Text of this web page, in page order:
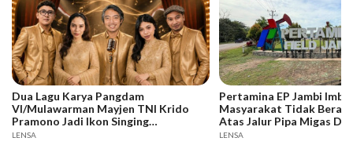
Dua Lagu Karya Pangdam
VI/Mulawarman Mayjen TNI Krido
Pramono Jadi Ikon Singing
Competition HUT Ke-81 RI
LENSA
Pertamina EP Jambi
Masyarakat Tidak
Atas Jalur Pipa Migas
Keselamatan Bersama
LENSA